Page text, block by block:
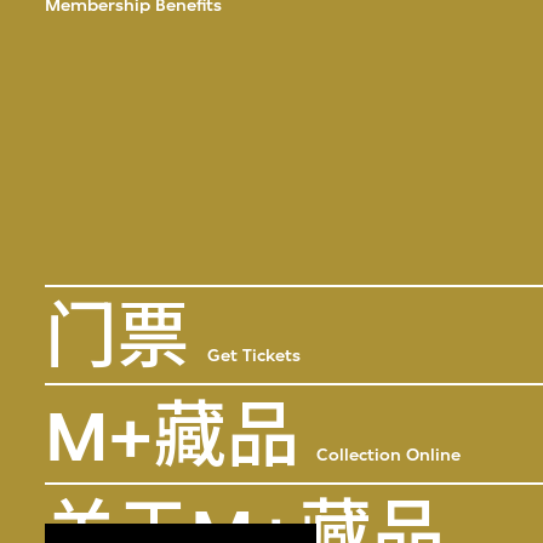
Membership Benefits
门票 Get Tickets
M+藏品 Collection Online